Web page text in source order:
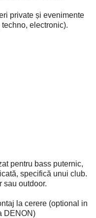
private și evenimente
electronic).
pentru bass puternic,
specifică unui club.
sau outdoor.
la cerere (optional in
DENON)